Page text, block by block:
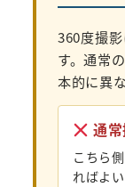
360度撮
す。通常
本的に異
通
こちら
ればよい